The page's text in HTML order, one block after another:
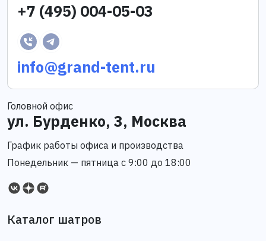
+7 (495) 004-05-03
info@grand-tent.ru
Головной офис
ул. Бурденко, 3, Москва
График работы офиса и производства
Понедельник — пятница с 9:00 до 18:00
Каталог шатров